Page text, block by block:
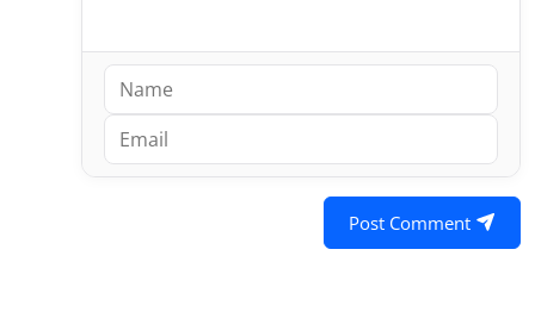
Post Comment